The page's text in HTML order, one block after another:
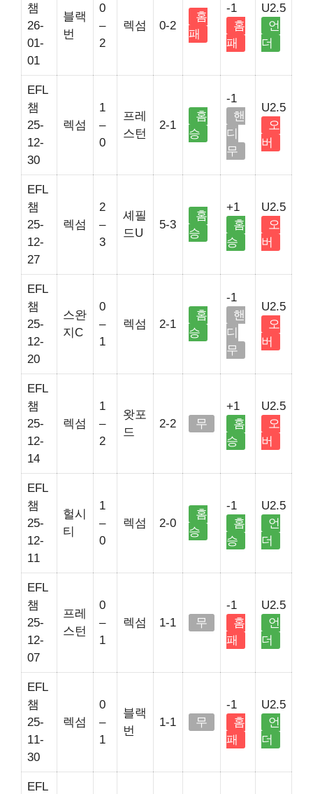
챔
26-
01-
01
블랙
번
0
–
2
렉섬 0-2
홈
패
-1
홈
패
U2.5
언
더
EFL
챔
25-
12-
30
렉섬
1
–
0
프레
스턴
2-1
홈
승
-1
핸
디
무
U2.5
오
버
EFL
챔
25-
12-
27
렉섬
2
–
3
셰필
드U
5-3
홈
승
+1
홈
승
U2.5
오
버
EFL
챔
25-
12-
20
스완
지C
0
–
1
렉섬 2-1
홈
승
-1
핸
디
무
U2.5
오
버
EFL
챔
25-
12-
14
렉섬
1
–
2
왓포
드
2-2 무
+1
홈
승
U2.5
오
버
EFL
챔
25-
12-
11
헐시
티
1
–
0
렉섬 2-0
홈
승
-1
홈
승
U2.5
언
더
EFL
챔
25-
12-
07
프레
스턴
0
–
1
렉섬 1-1 무
-1
홈
패
U2.5
언
더
EFL
챔
25-
11-
30
렉섬
0
–
1
블랙
번
1-1 무
-1
홈
패
U2.5
언
더
EFL